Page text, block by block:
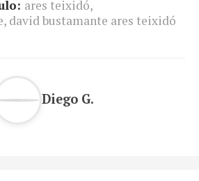
ares teixidó,
, david bustamante ares teixidó
Diego G.